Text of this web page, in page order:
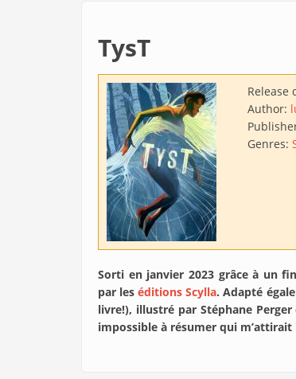
TysT
Release
Author:
Genres:
Sorti en janvier 2023 grâce à un
par leséditions Scylla. Adapté
livre!), illustré par Stéphane
impossible à résumer qui m’attirait